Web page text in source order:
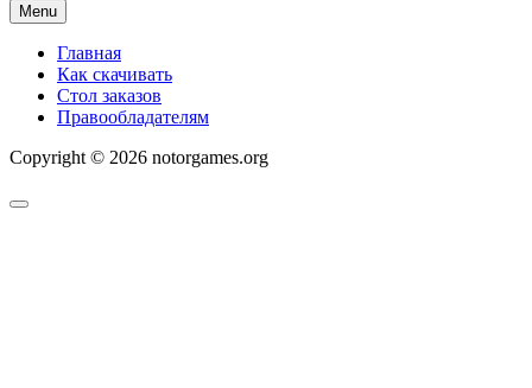
Menu
Главная
Как скачивать
Стол заказов
Правообладателям
Copyright © 2026 notorgames.org
Scroll